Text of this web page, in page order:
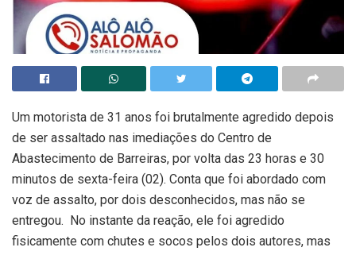
Um motorista de 31 anos foi brutalmente agredido depois
de ser assaltado nas imediações do Centro de
Abastecimento de Barreiras, por volta das 23 horas e 30
minutos de sexta-feira (02). Conta que foi abordado com
voz de assalto, por dois desconhecidos, mas não se
entregou. No instante da reação, ele foi agredido
fisicamente com chutes e socos pelos dois autores, mas